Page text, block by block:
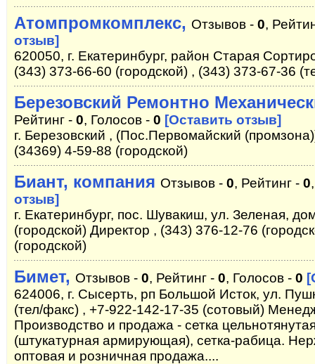
Атомпромкомплекс, Отзывов - 0,
отзыв]
620050, г. Екатеринбург, район Старая
(343) 373-66-60 (городской) , (343) 373-67-36
Березовский Ремонтно
Рейтинг - 0, Голосов - 0 [Оставить отзыв]
г. Березовский , (Пос.Первомайский
(34369) 4-59-88 (городской)
Биант, компания Отзывов - 0, Рейтинг - 0
отзыв]
г. Екатеринбург, пос. Шувакиш, ул. Зеленая,
(городской) Директор , (343) 376-12-76
(городской)
Бимет, Отзывов - 0, Рейтинг - 0, Голосов - 0
624006, г. Сысерть, рп Большой Исток, ул.
(тел/факс) , +7-922-142-17-35 (сотовый)
Производство и продажа - сетка
(штукатурная армирующая), сетка-рабица.
оптовая и розничная продажа....